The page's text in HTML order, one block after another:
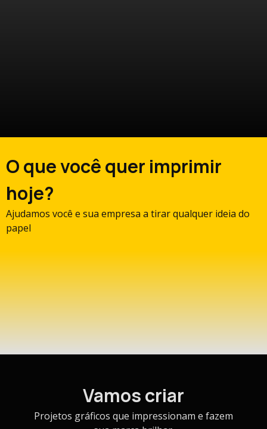
O que você quer imprimir
hoje?
Ajudamos você e sua empresa a tirar qualquer ideia do
papel
Vamos criar
Projetos gráficos que impressionam e fazem